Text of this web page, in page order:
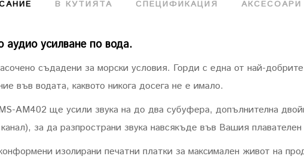
В КУТИЯТА СПЕЦИФИКАЦИЯ АКСЕСОАРИ
аудио усилване по вода.
съдадени за морски условия. Горди с една от най-
във водата, каквото никога досега не е имало.
AM402 ще усили звука на до два субуфера, допълнителна
за да разпространи звука навсякъде във Вашия
изолирани печатни платки за максимален живот на